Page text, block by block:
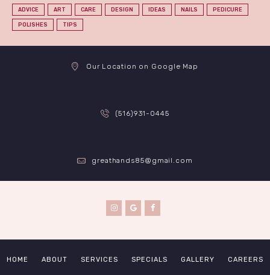
ADVICE ART CARE DESIGN IDEAS NAILS PEDICURE
POLISHES TIPS
Our Location on Google Map
(516)931-0445
greathands85@gmail.com
HOME ABOUT SERVICES SPECIALS GALLERY CAREERS